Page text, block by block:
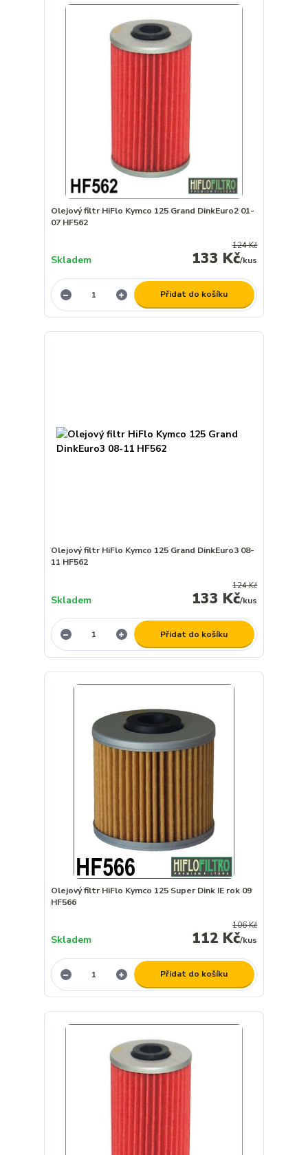
Olejový filtr HiFlo Kymco 125 Grand DinkEuro2 01-
07 HF562
124 Kč
133 Kč/kus
Skladem
Přidat do košíku
Olejový filtr HiFlo Kymco 125 Grand DinkEuro3 08-
11 HF562
124 Kč
133 Kč/kus
Skladem
Přidat do košíku
Olejový filtr HiFlo Kymco 125 Super Dink IE rok 09
HF566
106 Kč
112 Kč/kus
Skladem
Přidat do košíku